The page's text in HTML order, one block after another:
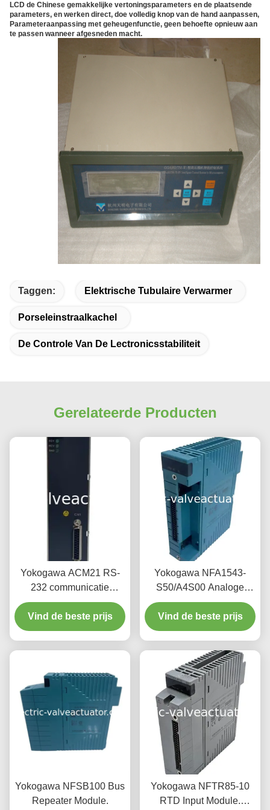
LCD de Chinese gemakkelijke vertoningsparameters en de plaatsende
parameters, en werken direct, doe volledig knop van de hand aanpassen,
Parameteraanpassing met geheugenfunctie, geen behoefte opnieuw aan
te passen wanneer afgesneden macht.
Taggen: Elektrische Tubulaire Verwarmer
Porseleinstraalkachel
De Controle Van De Lectronicsstabiliteit
Gerelateerde Producten
Yokogawa ACM21 RS-
232 communicatie
module CENTUM serie-
interface
Vind de beste prijs
Yokogawa NFA1543-
S50/A4S00 Analoge
Ingangsmodule | 16-
Kanaals AI
Vind de beste prijs
Yokogawa NFSB100 Bus
Repeater Module.
Yokogawa NFTR85-10
RTD Input Module.